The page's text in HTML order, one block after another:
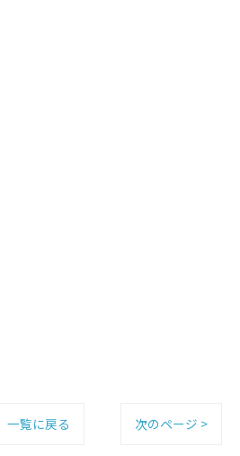
一覧に戻る 次のページ >